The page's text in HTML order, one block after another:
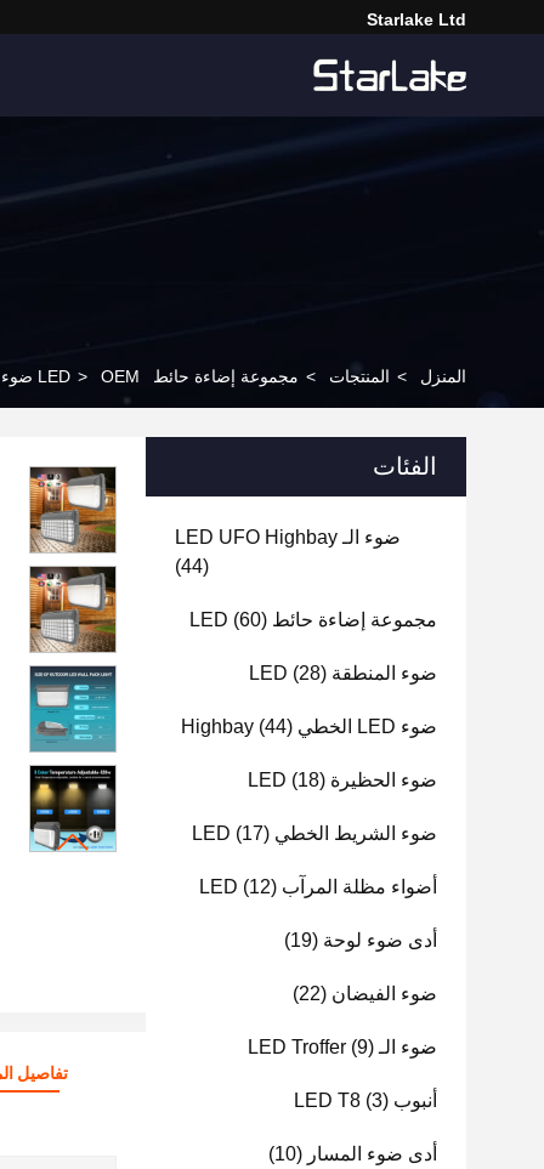
Starlake Ltd
المنزل > المنتجات > مجموعة إضاءة حائط LED > OEM ضوء LED الحائط 30W 40W 60W 80W 120W 3CCT قابل للتعديل IP65 مقاوم للماء لمرسى التحميل
الفئات
ضوء الـ LED UFO Highbay
(44)
مجموعة إضاءة حائط LED (60)
ضوء المنطقة LED (28)
ضوء LED الخطي Highbay (44)
ضوء الحظيرة LED (18)
ضوء الشريط الخطي LED (17)
أضواء مظلة المرآب LED (12)
أدى ضوء لوحة (19)
ضوء الفيضان (22)
ضوء الـ LED Troffer (9)
أنبوب LED T8 (3)
أدى ضوء المسار (10)
تفاصيل